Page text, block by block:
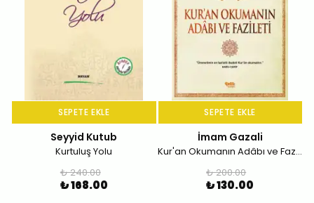
SEPETE EKLE
Seyyid Kutub
Kurtuluş Yolu
₺ 240.00
₺ 168.00
SEPETE EKLE
İmam Gazali
Kur'an Okumanın Adâbı ve Fazileti
₺ 200.00
₺ 130.00